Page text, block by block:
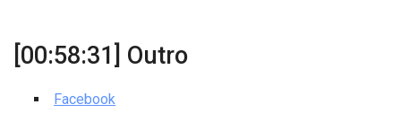
[00:58:31] Outro
Facebook